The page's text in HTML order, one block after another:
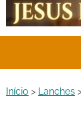
Início > Lanches